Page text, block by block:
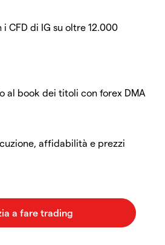
CFD di IG su oltre 12.000
al book dei titoli con forex DMA
affidabilità e prezzi